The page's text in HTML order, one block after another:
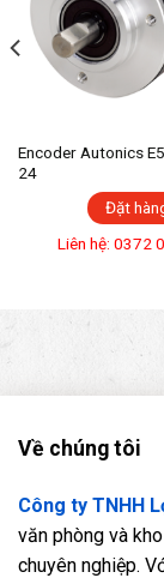
Encoder Autonics
24
Đặt
Liên hệ: 0372
Về chúng tôi
Công ty TNHH
văn phòng và
chuyên nghiệp.